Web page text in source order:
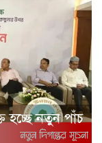
হচ্ছে নতুন পাঁচ